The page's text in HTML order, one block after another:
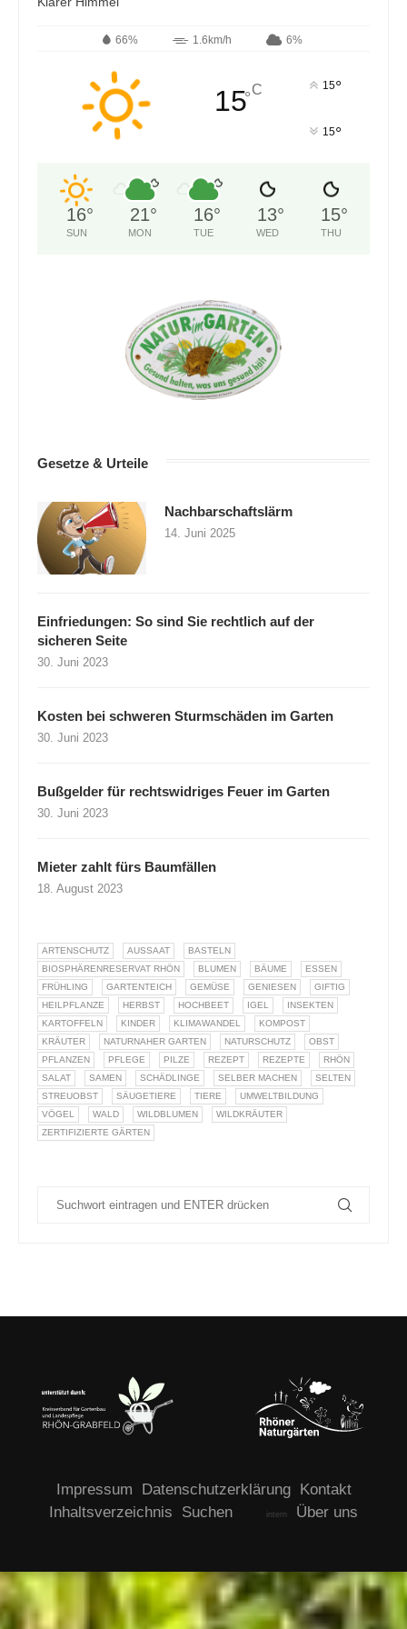
66% 1.6km/h 6%
15°C 15°
15°
16°
SUN
21°
MON
16°
TUE
13°
WED
15°
THU
Gesetze & Urteile
Nachbarschaftslärm
14. Juni 2025
Einfriedungen: So sind Sie rechtlich auf der
sicheren Seite
30. Juni 2023
Kosten bei schweren Sturmschäden im Garten
30. Juni 2023
Bußgelder für rechtswidriges Feuer im Garten
30. Juni 2023
Mieter zahlt fürs Baumfällen
18. August 2023
ARTENSCHUTZ AUSSAAT
BASTELN
BIOSPHÄRENRESERVAT RHÖN
BLUMEN BÄUME
ESSEN
FRÜHLING
GARTENTEICH GEMÜSE GENIESEN
GIFTIG
HEILPFLANZE
HERBST HOCHBEET IGEL
INSEKTEN
KARTOFFELN
KINDER KLIMAWANDEL
KOMPOST
KRÄUTER
NATURNAHER GARTEN NATURSCHUTZ
OBST
PFLANZEN
PFLEGE PILZE REZEPT REZEPTE
RHÖN
SALAT
SAMEN SCHÄDLINGE SELBER MACHEN
SELTEN
STREUOBST
SÄUGETIERE TIERE
UMWELTBILDUNG
VÖGEL
WALD WILDBLUMEN
WILDKRÄUTER
ZERTIFIZIERTE GÄRTEN
Impressum Datenschutzerklärung
Kontakt
Inhaltsverzeichnis
Suchen intern Über uns